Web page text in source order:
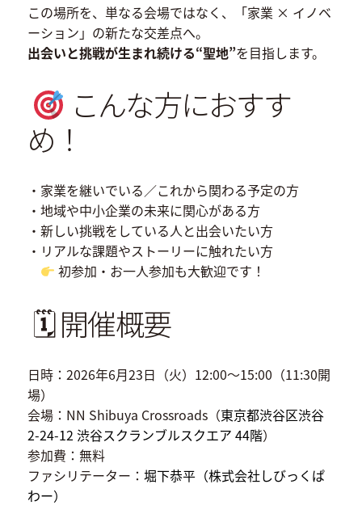
この場所を、単なる会場ではなく、「家業 × イノベ
ーション」の新たな交差点へ。
出会いと挑戦が生まれ続ける“聖地”を目指します。
こんな方におすす
め！
・家業を継いでいる／これから関わる予定の方
・地域や中小企業の未来に関心がある方
・新しい挑戦をしている人と出会いたい方
・リアルな課題やストーリーに触れたい方
初参加・お一人参加も大歓迎です！
🗓 開催概要
日時：2026年6月23日（火）12:00〜15:00（11:30開
場）
会場：NN Shibuya Crossroads（東京都渋谷区渋谷
2-24-12 渋谷スクランブルスクエア 44階）
参加費：無料
ファシリテーター： 堀下恭平（株式会社しびっくぱ
わー）